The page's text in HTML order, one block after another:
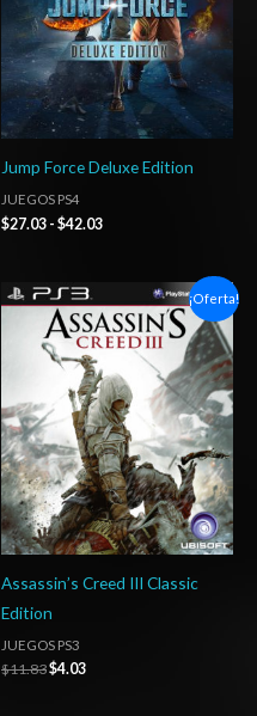
Jump Force Deluxe Edition
JUEGOS PS4
$27.03 - $42.03
¡Oferta!
Assassin’s Creed III Classic
Edition
JUEGOS PS3
$11.83
El
precio
original
era:
$11.83.
$4.03
El
precio
actual
es:
$4.03.